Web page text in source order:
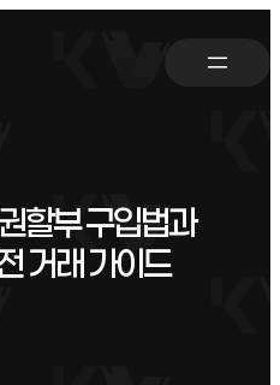
할부 구입법과
거래 가이드